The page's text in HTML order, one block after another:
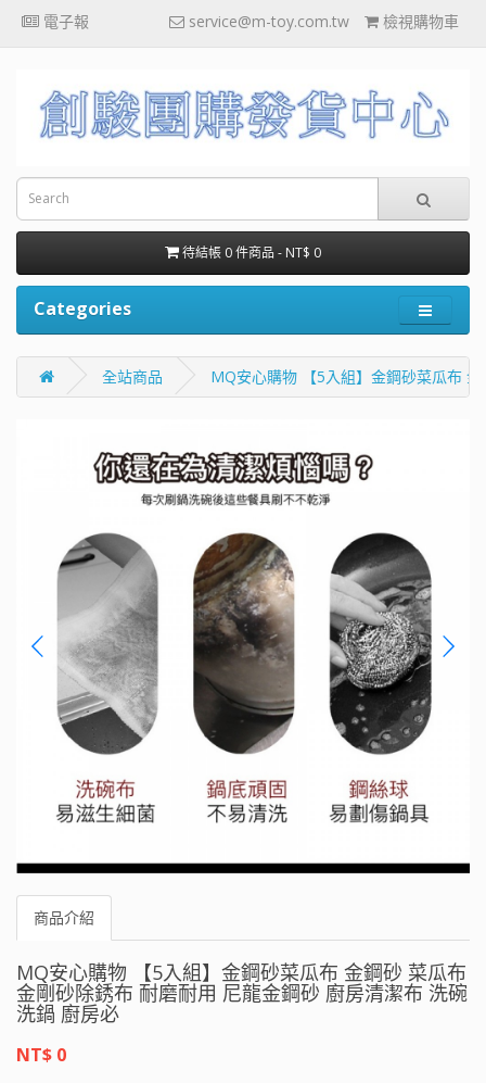
電子報 service@m-toy.com.tw 檢視購物車
待結帳 0 件商品 - NT$ 0
Categories
全站商品 MQ安心購物 【5入組】金鋼砂菜瓜布
商品介紹
MQ安心購物 【5入組】金鋼砂菜瓜布 金鋼砂 菜瓜布
金剛砂除銹布 耐磨耐用 尼龍金鋼砂 廚房清潔布 洗碗
洗鍋 廚房必
NT$ 0